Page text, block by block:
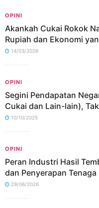
OPINI
Akankah Cukai Rokok
Rupiah dan Ekonomi
14/03/2026
OPINI
Segini Pendapatan
Cukai dan Lain-lain),
10/10/2025
OPINI
Peran Industri Hasil
dan Penyerapan Tenaga
29/06/2026